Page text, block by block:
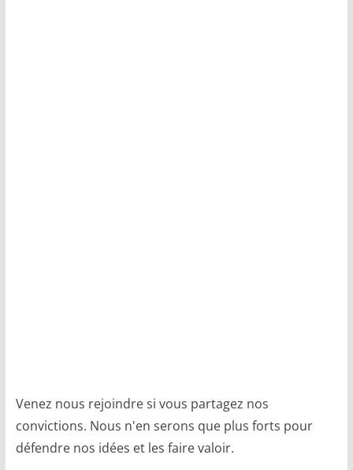
Venez nous rejoindre si vous partagez nos
convictions. Nous n'en serons que plus forts pour
défendre nos idées et les faire valoir.